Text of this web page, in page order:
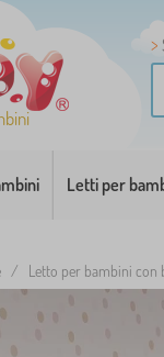
Letti per
/ Letto per bambini con